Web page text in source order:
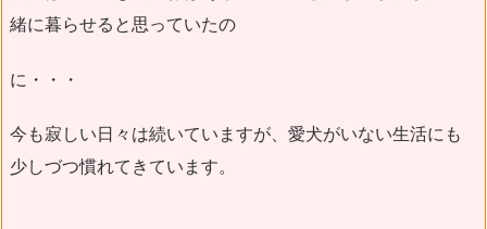
緒に暮らせると思っていたの
に・・・
今も寂しい日々は続いていますが、愛犬がいない生活にも
少しづつ慣れてきています。